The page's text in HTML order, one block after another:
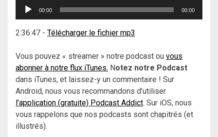
Lecteur
00:00 00:00
2:36:47 - Télécharger le fichier mp3
Vous pouvez « streamer » notre podcast ou vous
abonner à notre flux iTunes. Notez notre Podcast
dans iTunes, et laissez-y un commentaire ! Sur
Android, nous vous recommandons d’utiliser
l’application (gratuite) Podcast Addict. Sur iOS, nous
vous rappelons que nos podcasts sont chapitrés (et
illustrés).